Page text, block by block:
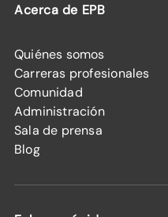
Acerca de EPB
Quiénes somos
Carreras profesionales
Comunidad
Administración
Sala de prensa
Blog